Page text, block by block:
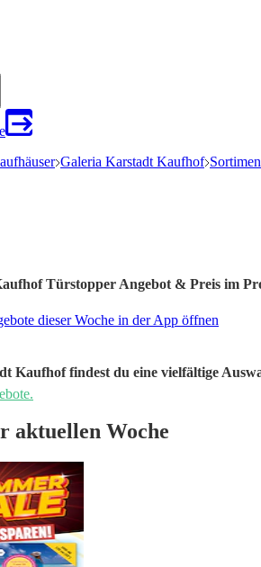
Galeria Karstadt Kaufhof
Türstopper Angebot & Preis im
dieser Woche in der App öffnen
Kaufhof findest du eine vielfältige
aktuellen Woche